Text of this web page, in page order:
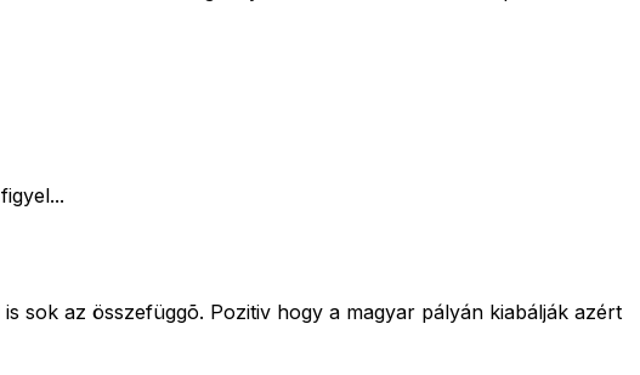
sok az összefüggõ. Pozitiv hogy a magyar pályán kiabálják azért